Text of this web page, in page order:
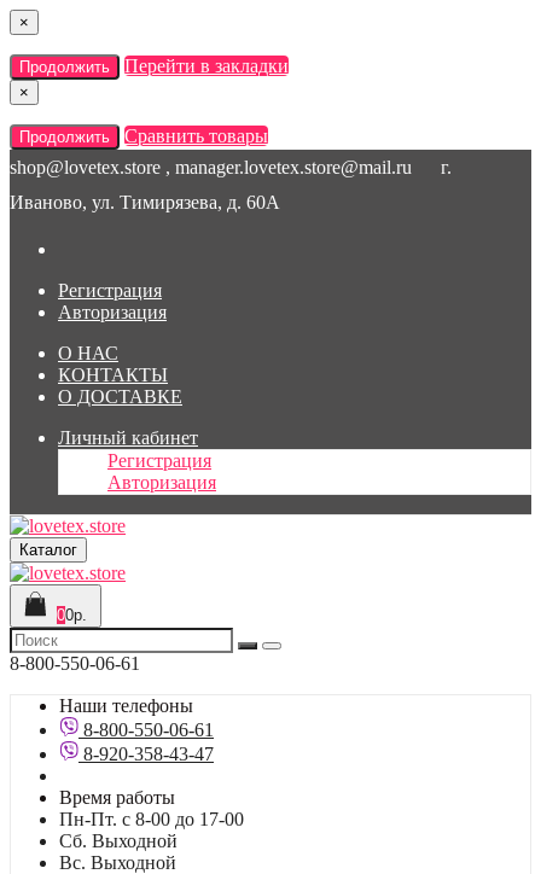
×
Продолжить Перейти в закладки
×
Продолжить
Сравнить товары
shop@lovetex.store , manager.lovetex.store@mail.ru
г.
Иваново, ул. Тимирязева, д. 60А
Регистрация
Авторизация
О НАС
КОНТАКТЫ
О ДОСТАВКЕ
Личный кабинет
Регистрация
Авторизация
Каталог
00р.
8-800-550-06-61
Наши телефоны
8-800-550-06-61
8-920-358-43-47
Время работы
Пн-Пт. с 8-00 до 17-00
Сб. Выходной
Вс. Выходной